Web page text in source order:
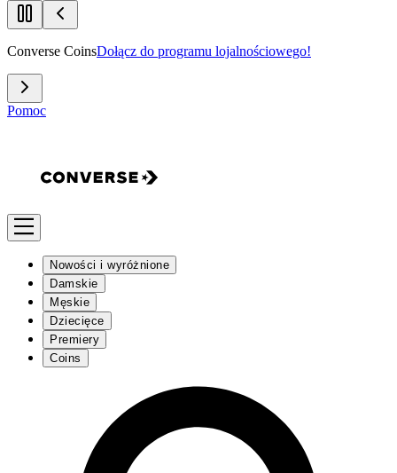
Converse CoinsDołącz do programu lojalnościowego!
Pomoc
Nowości i wyróżnione
Damskie
Męskie
Dziecięce
Premiery
Coins